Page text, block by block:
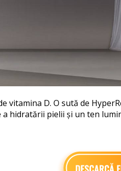
D. O sută de
hidratării pielii și un ten